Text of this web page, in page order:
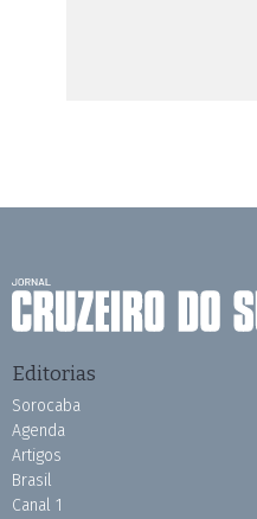
Editorias
Sorocaba
Agenda
Artigos
Brasil
Canal 1